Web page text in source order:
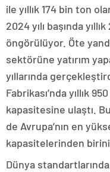
ile yıllık 174 bin ton
2024 yılı başında
öngörülüyor. Öte
sektörüne yatırım
yıllarında
Fabrikası’nda yıllık
kapasitesine ulaştı.
de Avrupa’nın en
kapasitelerinden birini
Dünya